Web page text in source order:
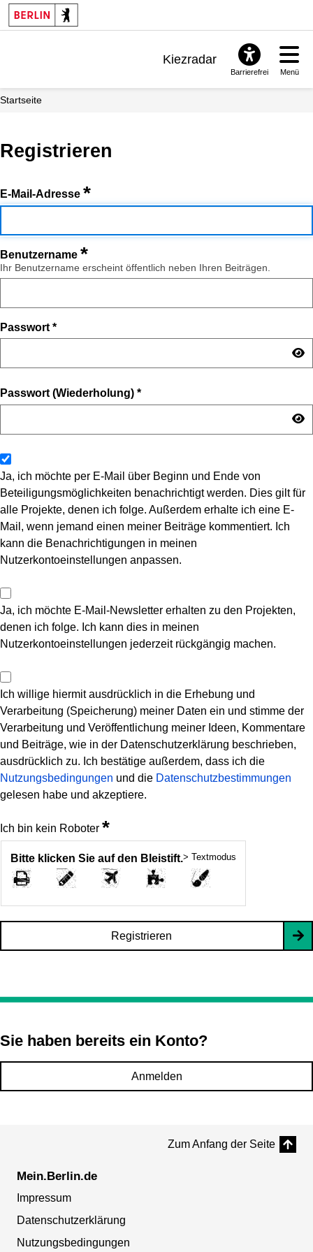
Kiezradar
Barrierefrei Menü
Startseite
Registrieren
E-Mail-Adresse *
Benutzername *
Ihr Benutzername erscheint öffentlich neben Ihren Beiträgen.
Passwort *
Passwort (Wiederholung) *
Ja, ich möchte per E-Mail über Beginn und Ende von
Beteiligungsmöglichkeiten benachrichtigt werden. Dies gilt für
alle Projekte, denen ich folge. Außerdem erhalte ich eine E-
Mail, wenn jemand einen meiner Beiträge kommentiert. Ich
kann die Benachrichtigungen in meinen
Nutzerkontoeinstellungen anpassen.
Ja, ich möchte E-Mail-Newsletter erhalten zu den Projekten,
denen ich folge. Ich kann dies in meinen
Nutzerkontoeinstellungen jederzeit rückgängig machen.
Ich willige hiermit ausdrücklich in die Erhebung und
Verarbeitung (Speicherung) meiner Daten ein und stimme der
Verarbeitung und Veröffentlichung meiner Ideen, Kommentare
und Beiträge, wie in der Datenschutzerklärung beschrieben,
ausdrücklich zu. Ich bestätige außerdem, dass ich die
Nutzungsbedingungen und die Datenschutzbestimmungen
gelesen habe und akzeptiere.
Ich bin kein Roboter *
Bitte klicken Sie auf den Bleistift.> Textmodus
Registrieren
Sie haben bereits ein Konto?
Anmelden
Zum Anfang der Seite
Mein.Berlin.de
Impressum
Datenschutzerklärung
Nutzungsbedingungen